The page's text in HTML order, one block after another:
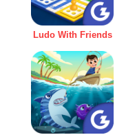
Ludo With Friends